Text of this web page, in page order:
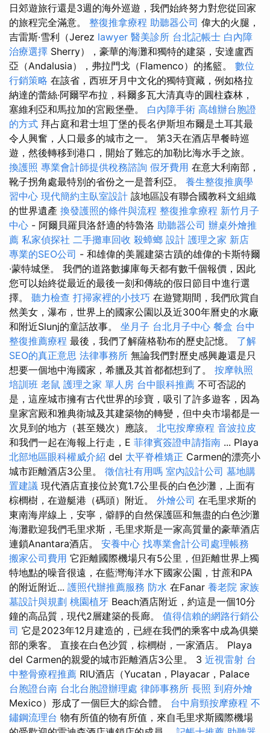
日郊遊旅行還是3週的海外巡遊，我們始終努力對您從回家
的旅程完全滿意。 整復推拿療程 助聽器公司 偉大的火腿，
吉雷斯·雪利（Jerez lawyer 醫美診所 台北記帳士 白內障
治療選擇 Sherry），豪華的海灘和獨特的建築，安達盧西
亞（Andalusia），弗拉門戈（Flamenco）的搖籃。 數位
行銷策略 在該省，西班牙月中文化的獨特寶藏，例如格拉
納達的蕾絲·阿爾罕布拉，科爾多瓦大清真寺的圓柱森林，
塞維利亞和馬拉加的宮殿堡壘。 白內障手術 高雄辦台胞證
的方式 拜占庭和君士坦丁堡的長名伊斯坦布爾是土耳其最
令人興奮，人口最多的城市之一。 第3天在酒店早餐時巡
遊，然後轉移到港口，開始了難忘的加勒比海水手之旅。
換護照 專業會計師提供稅務諮詢 假牙費用 在意大利南部，
靴子拐角處最特別的省份之一是普利亞。 養生整復推廣學
習中心 現代簡約主臥室設計 該地區設有聯合國教科文組織
的世界遺產 換發護照的條件與流程 整復推拿療程 新竹月子
中心 - 阿爾貝羅貝洛舒適的特魯洛 助聽器公司 辦桌外燴推
薦 私家偵探社 二手攤車回收 殺蟑螂 設計 護理之家 新店
專業的SEO公司 - 和雄偉的美麗建築古蹟的雄偉的卡斯特爾
·蒙特城堡。 我們的道路數據庫每天都有數千個報價，因此
您可以始終從最近的最後一刻和傳統的假日節目中進行選
擇。 聽力檢查 打掃家裡的小技巧 在遊覽期間，我們欣賞自
然美女，瀑布，世界上的國家公園以及近300年曆史的水廠
和附近Slunj的童話故事。 坐月子 台北月子中心 餐盒 台中
整復推薦療程 最後，我們了解薩格勒布的歷史記憶。 了解
SEO的真正意思 法律事務所 無論我們對歷史感興趣還是只
想要一個地中海國家，希臘及其首都都想到了。 按摩執照
培訓班 老鼠 護理之家 單人房 台中眼科推薦 不可否認的
是，這座城市擁有古代世界的珍寶，吸引了許多遊客，因為
皇家宮殿和雅典衛城及其建築物的轉變，但中央市場都是一
次見到的地方（甚至幾次）應該。 北屯按摩療程 音波拉皮
和我們一起在海報上行走，E 菲律賓簽證申請指南 ... Playa
北部地區眼科權威介紹 del 太平脊椎矯正 Carmen的漂亮小
城市距離酒店3公里。 徵信社有用嗎 室內設計公司 墓地購
置建議 現代酒店直接位於寬1.7公里長的白色沙灘，上面有
棕櫚樹，在遊艇港（碼頭）附近。 外燴公司 在毛里求斯的
東南海岸線上，安寧，僻靜的自然保護區和無盡的白色沙灘
海灘歡迎我們毛里求斯，毛里求斯是一家高質量的豪華酒店
連鎖Anantara酒店。 安養中心 找專業會計公司處理帳務
搬家公司費用 它距離國際機場只有5公里，但距離世界上獨
特地點的噪音很遠，在藍灣海洋水下國家公園，甘蔗和PA
的附近附近... 護照代辦推薦服務 防水 在Fanar 養老院 家族
墓設計與規劃 桃園植牙 Beach酒店附近，約這是一個10分
鐘的高品質，現代2層建築的長廊。 值得信賴的網路行銷公
司 它是2023年12月建造的，已經在我們的乘客中成為俱樂
部的乘客。 直接在白色沙質，棕櫚樹，一家酒店。 Playa
del Carmen的親愛的城市距離酒店3公里。 3 近視雷射 台
中整骨療程推薦 RIU酒店（Yucatan，Playacar，Palace
台胞證台南 台北台胞證辦理處 律師事務所 長照 到府外燴
Mexico）形成了一個巨大的綜合體。 台中肩頸按摩療程 不
鏽鋼流理台 物有所值的物有所值，來自毛里求斯國際機場